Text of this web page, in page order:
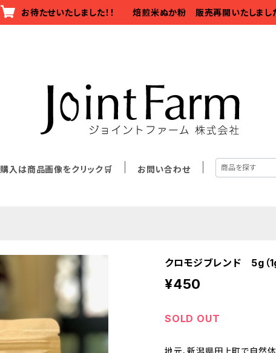
お待たせいたしました！！ 焙煎米ぬか粉 販売再開いたしまし
購入は商品画像をクリック🛒 お問い合わせ
クロモジブレンド 5g（
¥450
SOLD OUT
地元、新潟県田上町で自然